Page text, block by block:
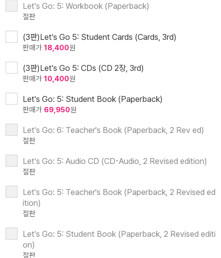
Let's Go: 5: Workbook (Paperback)
절판
(3판)Let's Go 5: Student Cards (Cards, 3rd)
판매가 18,400원
(3판)Let's Go 5: CDs (CD 2장, 3rd)
판매가 10,400원
Let's Go: 5: Student Book (Paperback)
판매가 69,950원
Let's Go: 6: Teacher's Book (Paperback, 2 Rev ed)
절판
Let's Go: 5: Audio CD (CD-Audio, 2 Revised edition)
절판
Let's Go: 5: Teacher's Book (Paperback, 2 Revised ed
ition)
절판
Let's Go: 5: Student Book (Paperback, 2 Revised editi
on)
절판